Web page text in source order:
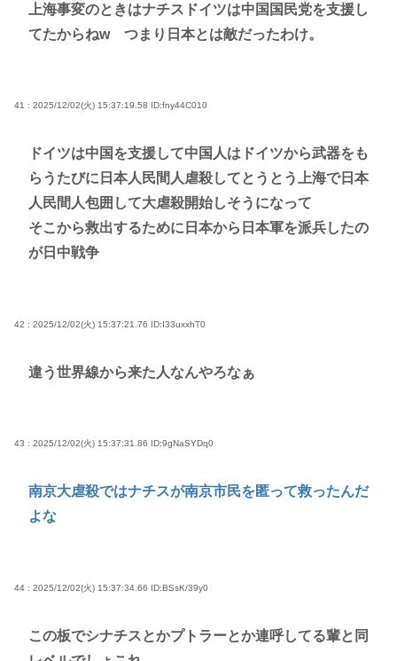
上海事変のときはナチスドイツは中国国民党を支援し
てたからねw つまり日本とは敵だったわけ。
41 : 2025/12/02(火) 15:37:19.58 ID:fny44C010
ドイツは中国を支援して中国人はドイツから武器をも
らうたびに日本人民間人虐殺してとうとう上海で日本
人民間人包囲して大虐殺開始しそうになって
そこから救出するために日本から日本軍を派兵したの
が日中戦争
42 : 2025/12/02(火) 15:37:21.76 ID:I33uxxhT0
違う世界線から来た人なんやろなぁ
43 : 2025/12/02(火) 15:37:31.86 ID:9gNaSYDq0
南京大虐殺ではナチスが南京市民を匿って救ったんだ
よな
44 : 2025/12/02(火) 15:37:34.66 ID:BSsK/39y0
この板でシナチスとかプトラーとか連呼してる輩と同